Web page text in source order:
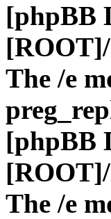
[phpBB
The /e
[phpBB
The /e